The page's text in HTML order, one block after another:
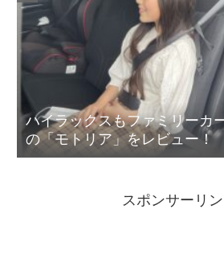
ハイラックスもファミリーカ
の「モトリア」をレビュー！
スポンサーリン